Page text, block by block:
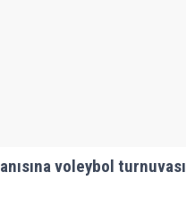
voleybol turnuvası